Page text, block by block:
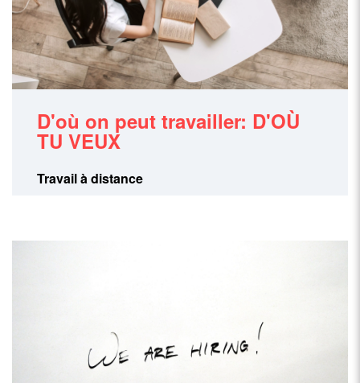
D'où on peut travailler: D'OÙ
TU VEUX
Travail à distance